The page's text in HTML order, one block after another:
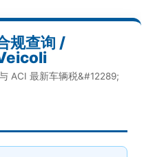
规查询 /
ACI 最新车辆税&#12289;